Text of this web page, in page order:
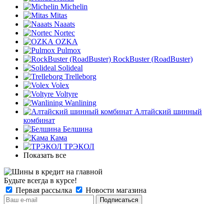
Michelin
Mitas
Naaats
Nortec
OZKA
Pulmox
RockBuster (RoadBuster)
Solideal
Trelleborg
Volex
Voltyre
Wanlining
Алтайский шинный
комбинат
Белшина
Кама
ТРЭКОЛ
Показать все
Будьте всегда в курсе!
Первая рассылка
Новости магазина